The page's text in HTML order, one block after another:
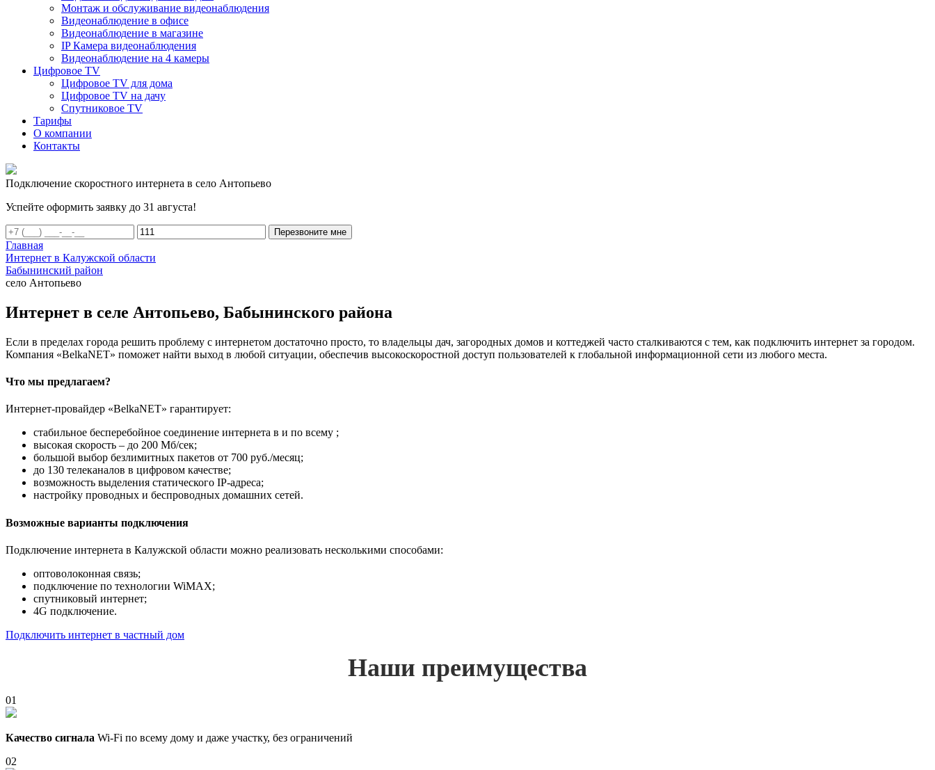
Монтаж и обслуживание видеонаблюдения
Видеонаблюдение в офисе
Видеонаблюдение в магазине
IP Камера видеонаблюдения
Видеонаблюдение на 4 камеры
Цифровое TV
Цифровое TV для дома
Цифровое TV на дачу
Спутниковое TV
Тарифы
О компании
Контакты
Подключение скоростного интернета в село Антопьево
Успейте оформить заявку до 31 августа!
Перезвоните мне
Главная
Интернет в Калужской области
Бабынинский район
село Антопьево
Интернет в селе Антопьево, Бабынинского района
Если в пределах города решить проблему с интернетом достаточно просто, то владельцы дач, загородных домов и коттеджей часто сталкиваются с тем, как подключить интернет за городом.
Компания «BelkaNET» поможет найти выход в любой ситуации, обеспечив высокоскоростной доступ пользователей к глобальной информационной сети из любого места.
Что мы предлагаем?
Интернет-провайдер «BelkaNET» гарантирует:
стабильное бесперебойное соединение интернета в и по всему ;
высокая скорость – до 200 Мб/сек;
большой выбор безлимитных пакетов от 700 руб./месяц;
до 130 телеканалов в цифровом качестве;
возможность выделения статического IP-адреса;
настройку проводных и беспроводных домашних сетей.
Возможные варианты подключения
Подключение интернета в Калужской области можно реализовать несколькими способами:
оптоволоконная связь;
подключение по технологии WiMAX;
спутниковый интернет;
4G подключение.
Подключить интернет в частный дом
Наши преимущества
01
Качество сигнала Wi-Fi по всему дому и даже участку, без ограничений
02